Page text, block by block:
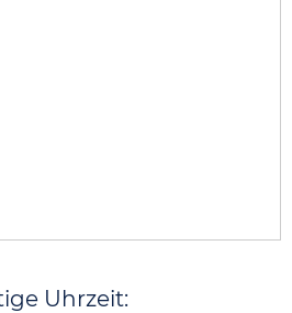
Uhrzeit: